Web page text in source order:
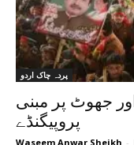
پردہ چاک اردو
جھوٹ پر مبنی
پروپیگنڈے
Waseem Anwar Sheikh -